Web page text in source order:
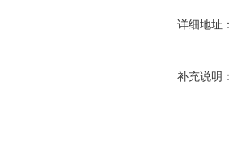
详细地址
补充说明